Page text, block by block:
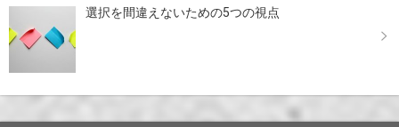
選択を間違えないための5つの視点